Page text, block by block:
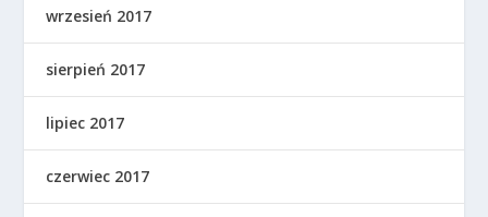
wrzesień 2017
sierpień 2017
lipiec 2017
czerwiec 2017